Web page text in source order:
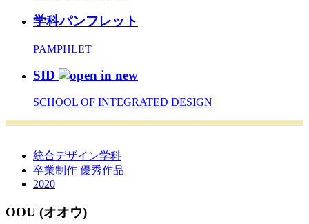
学科パンフレット
PAMPHLET
SID
SCHOOL OF INTEGRATED DESIGN
統合デザイン学科
卒業制作 優秀作品
2020
OOU (オオウ)